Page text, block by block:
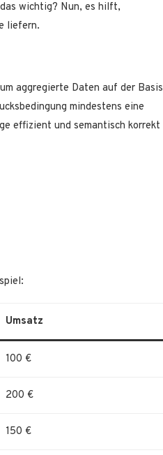
wichtig? Nun, es hilft,
liefern.
aggregierte Daten auf der Basis
mindestens eine
effizient und semantisch korrekt
Umsatz
100 €
200 €
150 €